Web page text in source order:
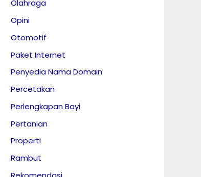
Olahraga
Opini
Otomotif
Paket Internet
Penyedia Nama Domain
Percetakan
Perlengkapan Bayi
Pertanian
Properti
Rambut